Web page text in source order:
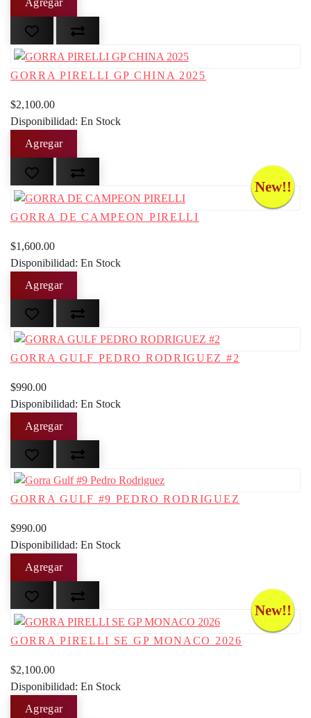
GORRA PIRELLI GP CHINA 2025
$2,100.00
Disponibilidad: En Stock
New!!
GORRA DE CAMPEON PIRELLI
$1,600.00
Disponibilidad: En Stock
GORRA GULF PEDRO RODRIGUEZ #2
$990.00
Disponibilidad: En Stock
GORRA GULF #9 PEDRO RODRIGUEZ
$990.00
Disponibilidad: En Stock
New!!
GORRA PIRELLI SE GP MONACO 2026
$2,100.00
Disponibilidad: En Stock